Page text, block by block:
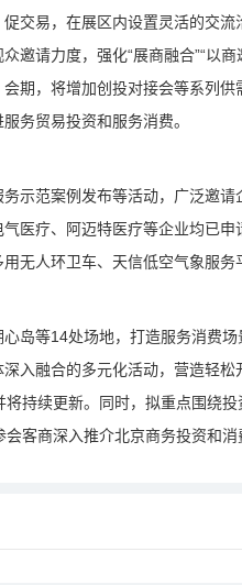
交易，在展区内设置灵活的交
邀请力度，强化“展商融合”“以
期，将增加创投对接会等系列
务贸易投资和服务消费。
示范案例发布等活动，广泛邀
医疗、阿迈特医疗等企业均已
无人环卫车、天信低空气象服务
岛等14处场地，打造服务消费
入融合的多元化活动，营造轻
持续更新。同时，拟重点围绕
客商深入推介北京商务投资和